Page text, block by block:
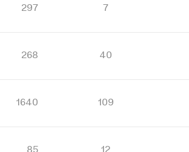
7
297
40
268
109
1640